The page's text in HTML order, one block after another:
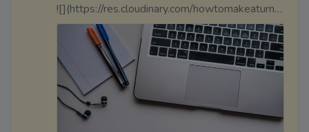
![](https://res.cloudinary.com/howtomakeaturn/image/upload/v1611658415/jcy1ehtvgfyasiu5u0l4.jpg)